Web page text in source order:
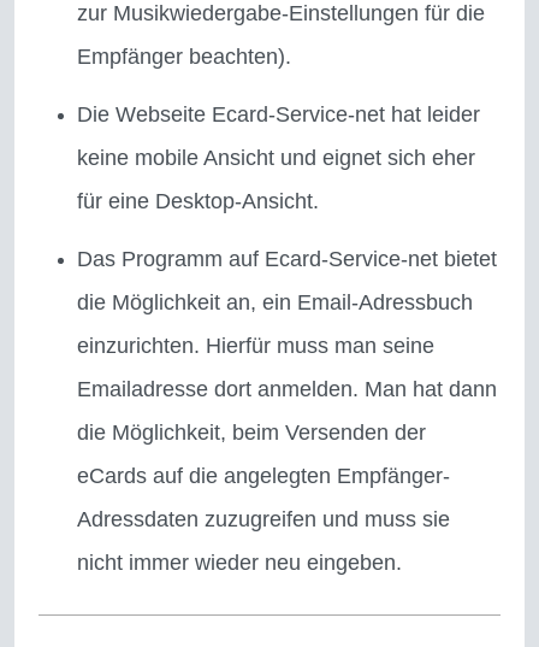
zur Musikwiedergabe-Einstellungen für die
Empfänger beachten).
Die Webseite Ecard-Service-net hat leider
keine mobile Ansicht und eignet sich eher
für eine Desktop-Ansicht.
Das Programm auf Ecard-Service-net bietet
die Möglichkeit an, ein Email-Adressbuch
einzurichten. Hierfür muss man seine
Emailadresse dort anmelden. Man hat dann
die Möglichkeit, beim Versenden der
eCards auf die angelegten Empfänger-
Adressdaten zuzugreifen und muss sie
nicht immer wieder neu eingeben.